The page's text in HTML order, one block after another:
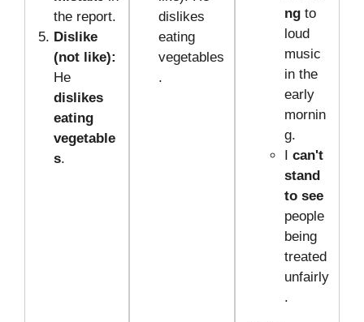
the report.
Dislike
(not like):
He
dislikes
eating
vegetable
s.
dislikes
eating
vegetables
.
ngto
loud
music
in the
early
mornin
g.
I can't
stand
to see
people
being
treated
unfairly
.